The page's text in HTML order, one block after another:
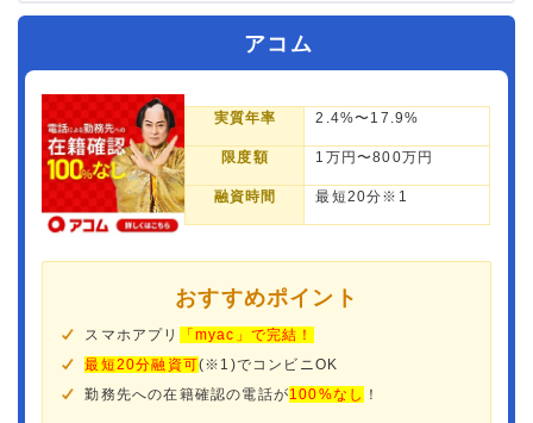
アコム
実質年率 2.4%〜17.9%
限度額 1万円〜800万円
融資時間 最短20分※1
おすすめポイント
スマホアプリ
「myac」で完結！
最短20分融資可(※1)でコンビニOK
勤務先への在籍確認の電話が100%なし ！